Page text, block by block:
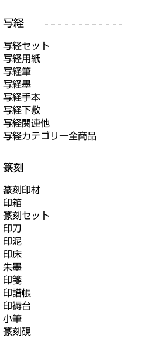
写経セット
写経用紙
写経筆
写経墨
写経手本
写経下敷
写経関連他
写経カテゴリー全商品
篆刻印材
印箱
篆刻セット
印刀
印泥
印床
朱墨
印箋
印譜帳
印褥台
小筆
篆刻硯